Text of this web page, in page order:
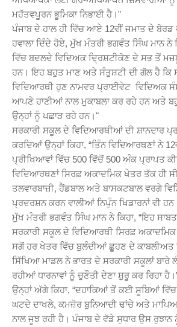
ਮਹੱਤਵਪੂਰਨ ਭੂਮਿਕਾ ਨਿਭਾਈ ਹੈ।”
ਪੰਜਾਬ ਦੇ ਹਾਲ ਹੀ ਵਿੱਚ ਆਏ 12ਵੀਂ ਜਮਾਤ ਦੇ
ਹਵਾਲਾ ਦਿੰਦੇ ਹੋਏ, ਮੁੱਖ ਮੰਤਰੀ ਭਗਵੰਤ ਸਿੰਘ ਮਾਨ ਨੇ
ਵਿੱਚ ਬਦਲਦੇ ਵਿਦਿਅਕ ਦ੍ਰਿਸ਼ਟੀਕੋਣ ਦੇ ਸਭ ਤੋਂ
ਹਨ। ਇਹ ਬਹੁਤ ਮਾਣ ਅਤੇ ਸੰਤੁਸ਼ਟੀ ਦੀ ਗੱਲ ਹੈ ਕਿ
ਵਿਦਿਆਰਥੀ ਹੁਣ ਨਾਮਵਰ ਪ੍ਰਾਈਵੇਟ ਵਿਦਿਅਕ
ਆਪਣੇ ਹਾਣੀਆਂ ਨਾਲ ਮੁਕਾਬਲਾ ਕਰ ਰਹੇ ਹਨ ਅਤੇ
ਉਨ੍ਹਾਂ ਨੂੰ ਪਛਾੜ ਰਹੇ ਹਨ।"
ਸਰਕਾਰੀ ਸਕੂਲ ਦੇ ਵਿਦਿਆਰਥੀਆਂ ਦੀ ਸ਼ਾਨਦਾਰ
ਕਰਦਿਆਂ ਉਨ੍ਹਾਂ ਕਿਹਾ, “ਤਿੰਨ ਵਿਦਿਆਰਥਣਾਂ ਨੇ
ਪ੍ਰੀਖਿਆਵਾਂ ਵਿੱਚ 500 ਵਿੱਚੋਂ 500 ਅੰਕ ਪ੍ਰਾਪਤ
ਵਿਦਿਆਰਥਣਾਂ ਸਿਰਫ਼ ਅਕਾਦਮਿਕ ਖੇਤਰ ਤੱਕ ਹੀ
ਤਲਵਾਰਬਾਜ਼ੀ, ਹੈਂਡਬਾਲ ਅਤੇ ਬਾਸਕਟਬਾਲ ਵਰਗੇ
ਪ੍ਰਦਰਸ਼ਨ ਕਰਨ ਵਾਲੀਆਂ ਨਿਪੁੰਨ ਖਿਡਾਰਨਾਂ ਵੀ
ਮੁੱਖ ਮੰਤਰੀ ਭਗਵੰਤ ਸਿੰਘ ਮਾਨ ਨੇ ਕਿਹਾ, “ਇਹ
ਸਰਕਾਰੀ ਸਕੂਲ ਦੇ ਵਿਦਿਆਰਥੀ ਸਿਰਫ਼
ਸਗੋਂ ਹਰ ਖੇਤਰ ਵਿੱਚ ਬੁਲੰਦੀਆਂ ਛੂਹਣ ਦੇ ਕਾਬਲੀਅਤ
ਸਿੱਖਿਆ ਮਾਡਲ ਨੇ ਭਾਰਤ ਦੇ ਸਰਕਾਰੀ ਸਕੂਲਾਂ
ਰਹੀਆਂ ਧਾਰਨਾਵਾਂ ਨੂੰ ਚੁਣੌਤੀ ਦੇਣਾ ਸ਼ੁਰੂ ਕਰ ਰਿਹਾ
ਉਨ੍ਹਾਂ ਅੱਗੇ ਕਿਹਾ, “ਦਹਾਕਿਆਂ ਤੋਂ ਕਈ ਸੂਬਿਆਂ
ਘਟਦੇ ਦਾਖਲੇ, ਕਮਜ਼ੋਰ ਬੁਨਿਆਦੀ ਢਾਂਚੇ ਅਤੇ ਮਾਪਿਆਂ
ਨਾਲ ਜੂਝ ਰਹੀ ਹੈ। ਪੰਜਾਬ ਦੇ ਵੱਡੇ ਸੁਧਾਰ ਉਸ